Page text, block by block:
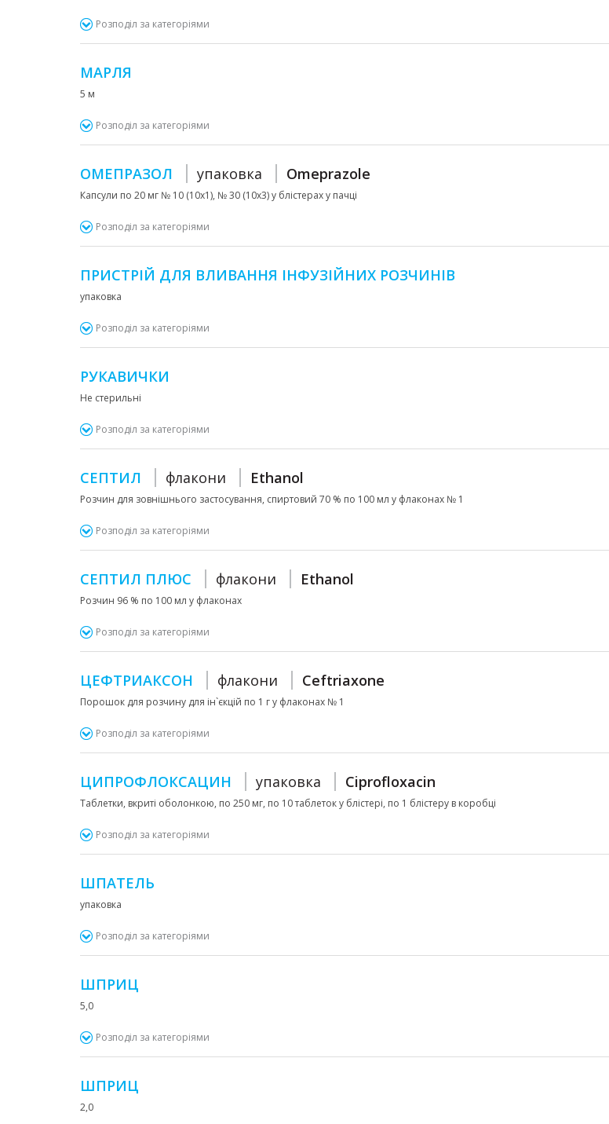
Розподіл за категоріями
МАРЛЯ
5 м
Розподіл за категоріями
ОМЕПРАЗОЛ упаковка Omeprazole
Капсули по 20 мг № 10 (10х1), № 30 (10х3) у блістерах у пачці
Розподіл за категоріями
ПРИСТРІЙ ДЛЯ ВЛИВАННЯ ІНФУЗІЙНИХ РОЗЧИНІВ
упаковка
Розподіл за категоріями
РУКАВИЧКИ
Не стерильні
Розподіл за категоріями
СЕПТИЛ флакони Ethanol
Розчин для зовнішнього застосування, спиртовий 70 % по 100 мл у флаконах № 1
Розподіл за категоріями
СЕПТИЛ ПЛЮС флакони Ethanol
Розчин 96 % по 100 мл у флаконах
Розподіл за категоріями
ЦЕФТРИАКСОН флакони Ceftriaxone
Порошок для розчину для ін`єкцій по 1 г у флаконах № 1
Розподіл за категоріями
ЦИПРОФЛОКСАЦИН упаковка Ciprofloxacin
Таблетки, вкриті оболонкою, по 250 мг, по 10 таблеток у блістері, по 1 блістеру в коробці
Розподіл за категоріями
ШПАТЕЛЬ
упаковка
Розподіл за категоріями
ШПРИЦ
5,0
Розподіл за категоріями
ШПРИЦ
2,0